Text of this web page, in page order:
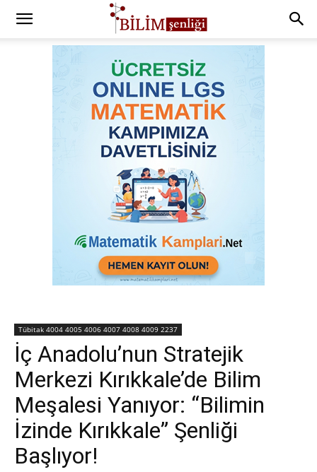
Tübitak 4004 4005 4006 4007 4008 4009 2237
İç Anadolu’nun Stratejik
Merkezi Kırıkkale’de Bilim
Meşalesi Yanıyor: “Bilimin
İzinde Kırıkkale” Şenliği
Başlıyor!